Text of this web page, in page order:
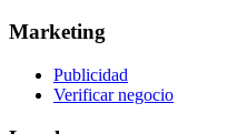
Marketing
Publicidad
Verificar negocio